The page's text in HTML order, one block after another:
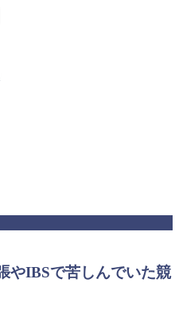
IBSで苦しんでいた競